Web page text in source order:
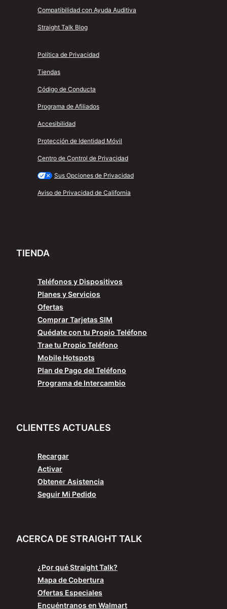
Compatibilidad con Ayuda Auditiva
Straight Talk Blog
Política de Privacidad
Tiendas
Código de Conducta
Programa de Afiliados
Accesibilidad
Protección de Identidad Móvil
Centro de Control de Privacidad
Sus Opciones de Privacidad
Aviso de Privacidad de California
TIENDA
Teléfonos y Dispositivos
Planes y Servicios
Ofertas
Comprar Tarjetas SIM
Quédate con tu Propio Teléfono
Trae tu Propio Teléfono
Mobile Hotspots
Plan de Pago del Teléfono
Programa de Intercambio
CLIENTES ACTUALES
Recargar
Activar
Obtener Asistencia
Seguir Mi Pedido
ACERCA DE STRAIGHT TALK
¿Por qué Straight Talk?
Mapa de Cobertura
Ofertas Especiales
Encuéntranos en Walmart